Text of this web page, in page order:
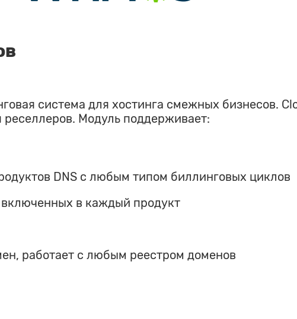
система для хостинга смежных бизнесов.
реселлеров. Модуль поддерживает:
DNS с любым типом биллинговых циклов
в каждый продукт
работает с любым реестром доменов